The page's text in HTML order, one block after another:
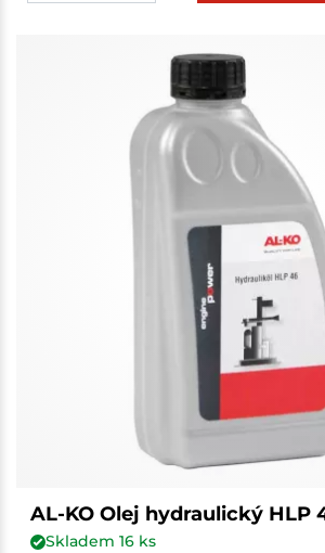
AL-KO Olej hydraulický HLP
Skladem 16ks